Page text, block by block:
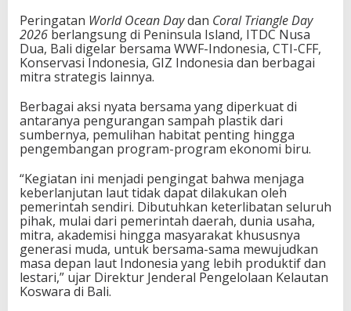
Peringatan World Ocean Daydan Coral Triangle Day
2026 berlangsung di Peninsula Island, ITDC Nusa
Dua, Bali digelar bersama WWF-Indonesia, CTI-CFF,
Konservasi Indonesia, GIZ Indonesia dan berbagai
mitra strategis lainnya.
Berbagai aksi nyata bersama yang diperkuat di
antaranya pengurangan sampah plastik dari
sumbernya, pemulihan habitat penting hingga
pengembangan program-program ekonomi biru.
“Kegiatan ini menjadi pengingat bahwa menjaga
keberlanjutan laut tidak dapat dilakukan oleh
pemerintah sendiri. Dibutuhkan keterlibatan seluruh
pihak, mulai dari pemerintah daerah, dunia usaha,
mitra, akademisi hingga masyarakat khususnya
generasi muda, untuk bersama-sama mewujudkan
masa depan laut Indonesia yang lebih produktif dan
lestari,” ujar Direktur Jenderal Pengelolaan Kelautan
Koswara di Bali.